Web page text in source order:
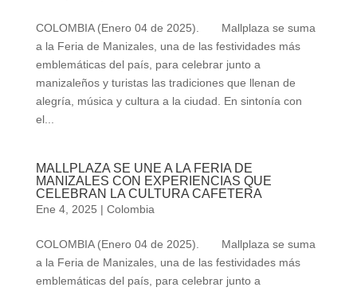
COLOMBIA (Enero 04 de 2025). Mallplaza se suma
a la Feria de Manizales, una de las festividades más
emblemáticas del país, para celebrar junto a
manizaleños y turistas las tradiciones que llenan de
alegría, música y cultura a la ciudad. En sintonía con
el...
MALLPLAZA SE UNE A LA FERIA DE
MANIZALES CON EXPERIENCIAS QUE
CELEBRAN LA CULTURA CAFETERA
Ene 4, 2025 | Colombia
COLOMBIA (Enero 04 de 2025). Mallplaza se suma
a la Feria de Manizales, una de las festividades más
emblemáticas del país, para celebrar junto a